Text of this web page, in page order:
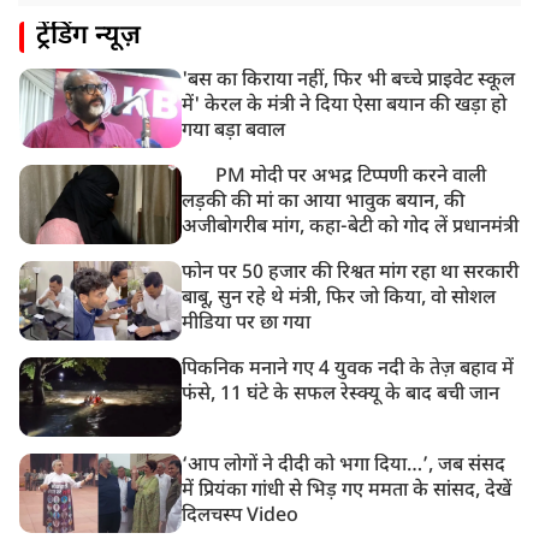
भारी हंगामे के बीच संसद की कार्यवाही दोपहर दो बजे तक के
9:38 AM
झारखंड: JPSC परीक्षा धांधली मामले में और पांच लोग गिरफ्तार,
अबतक 19 अरेस्ट
ट्रेंडिंग न्यूज़
'बस का किराया नहीं, फिर भी बच्चे प्राइवेट स्कूल
में' केरल के मंत्री ने दिया ऐसा बयान की खड़ा हो
गया बड़ा बवाल
PM मोदी पर अभद्र टिप्पणी करने वाली
लड़की की मां का आया भावुक बयान, की
अजीबोगरीब मांग, कहा-बेटी को गोद लें प्रधानमंत्री
फोन पर 50 हजार की रिश्वत मांग रहा था सरकारी
बाबू, सुन रहे थे मंत्री, फिर जो किया, वो सोशल
मीडिया पर छा गया
पिकनिक मनाने गए 4 युवक नदी के तेज़ बहाव में
फंसे, 11 घंटे के सफल रेस्क्यू के बाद बची जान
‘आप लोगों ने दीदी को भगा दिया…’, जब संसद
में प्रियंका गांधी से भिड़ गए ममता के सांसद, देखें
दिलचस्प Video